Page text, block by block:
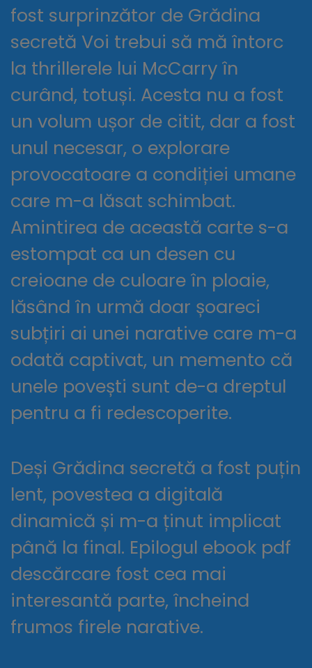
fost surprinzător de Grădina
secretă Voi trebui să mă întorc
la thrillerele lui McCarry în
curând, totuși. Acesta nu a fost
un volum ușor de citit, dar a fost
unul necesar, o explorare
provocatoare a condiției umane
care m-a lăsat schimbat.
Amintirea de această carte s-a
estompat ca un desen cu
creioane de culoare în ploaie,
lăsând în urmă doar șoareci
subțiri ai unei narative care m-a
odată captivat, un memento că
unele povești sunt de-a dreptul
pentru a fi redescoperite.
Deși Grădina secretă a fost puțin
lent, povestea a digitală
dinamică și m-a ținut implicat
până la final. Epilogul ebook pdf
descărcare fost cea mai
interesantă parte, încheind
frumos firele narative.